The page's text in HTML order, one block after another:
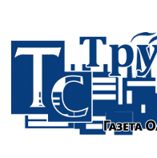
содержимому